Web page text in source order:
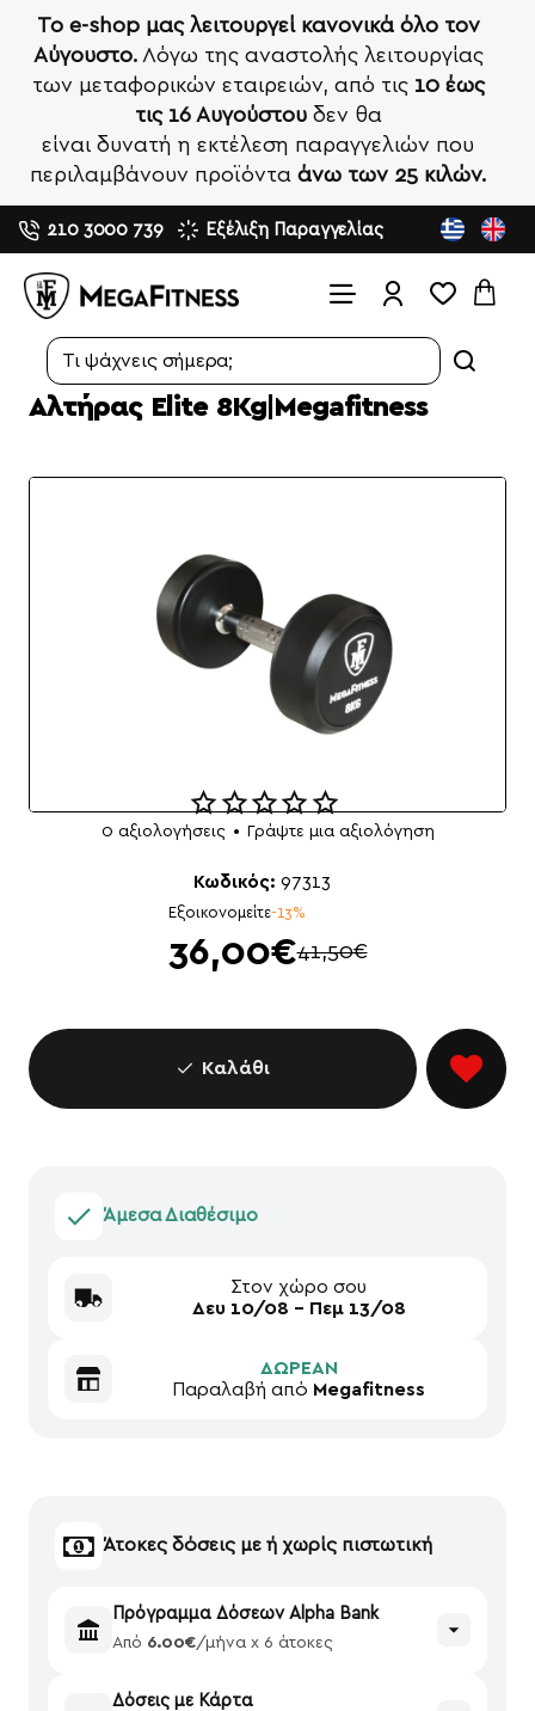
Το e-shop μας λειτουργεί κανονικά όλο τον
Αύγουστο.Λόγω της αναστολής λειτουργίας
των μεταφορικών εταιρειών, από τις 10 έως
τις 16 Αυγούστουδεν θα
είναι δυνατή η εκτέλεση παραγγελιών που
περιλαμβάνουν προϊόντα άνω των 25 κιλών.
210 3000 739 Εξέλιξη Παραγγελίας
Search...
Αλτήρας Elite 8Kg|Megafitness
0 αξιολογήσεις • Γράψτε μια αξιολόγηση
Εξοικονομείτε-13%
36,00€41,50€
Κωδικός: 97313
Καλάθι
Άμεσα Διαθέσιμο
Στον χώρο σου
Δευ 10/08 - Πεμ 13/08
ΔΩΡΕΑΝ
Παραλαβή από Megafitness
Άτοκες δόσεις με ή χωρίς πιστωτική
Πρόγραμμα Δόσεων Alpha Bank
Από 6.00€/μήνα x 6 άτοκες
Δόσεις με Κάρτα